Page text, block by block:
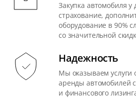
Закупка автомобиля у
страхование,
оборудование в 90%
со значительной
Надежность
Мы оказываем услуги
аренды автомобилей
и финансового